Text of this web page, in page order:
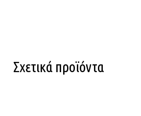
Σχετικά προϊόντα